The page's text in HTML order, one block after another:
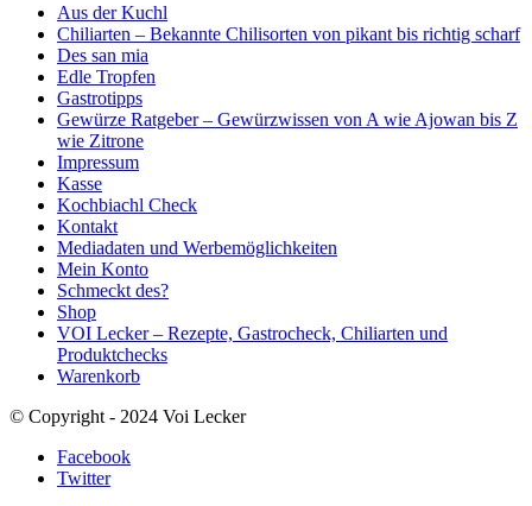
Aus der Kuchl
Chiliarten – Bekannte Chilisorten von pikant bis richtig scharf
Des san mia
Edle Tropfen
Gastrotipps
Gewürze Ratgeber – Gewürzwissen von A wie Ajowan bis Z
wie Zitrone
Impressum
Kasse
Kochbiachl Check
Kontakt
Mediadaten und Werbemöglichkeiten
Mein Konto
Schmeckt des?
Shop
VOI Lecker – Rezepte, Gastrocheck, Chiliarten und
Produktchecks
Warenkorb
© Copyright - 2024 Voi Lecker
Facebook
Twitter